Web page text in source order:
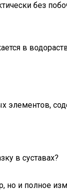
без
в
элементов,
в суставах?
и полное